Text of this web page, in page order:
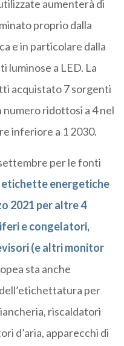
aumenterà di
proprio dalla
e in particolare dalla
luminose a LED. La
acquistato 7 sorgenti
numero ridottosi a 4 nel
inferiore a 1 2030.
per le fonti
energetiche
2021 per altre 4
e congelatori,
(e altri monitor
sta anche
per
riscaldatori
d’aria, apparecchi di